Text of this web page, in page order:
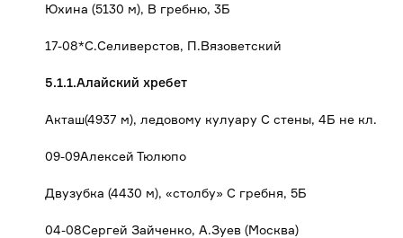
Юхина (5130 м), В гребню, 3Б
17-08*С.Селиверстов, П.Вязоветский
5.1.1.Алайский хребет
Акташ(4937 м), ледовому кулуару С стены, 4Б не кл.
09-09Алексей Тюлюпо
Двузубка (4430 м), «столбу» С гребня, 5Б
04-08Сергей Зайченко, А.Зуев (Москва)